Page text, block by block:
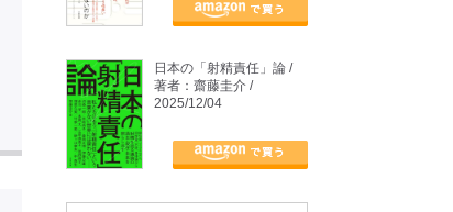
日本の「射精責任」論 /
著者：齋藤圭介 /
2025/12/04